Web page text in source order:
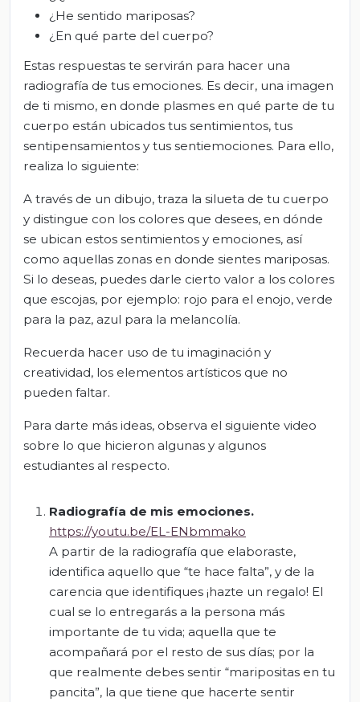
¿He sentido mariposas?
¿En qué parte del cuerpo?
Estas respuestas te servirán para hacer una
radiografía de tus emociones. Es decir, una imagen
de ti mismo, en donde plasmes en qué parte de tu
cuerpo están ubicados tus sentimientos, tus
sentipensamientos y tus sentiemociones. Para ello,
realiza lo siguiente:
A través de un dibujo, traza la silueta de tu cuerpo
y distingue con los colores que desees, en dónde
se ubican estos sentimientos y emociones, así
como aquellas zonas en donde sientes mariposas.
Si lo deseas, puedes darle cierto valor a los colores
que escojas, por ejemplo: rojo para el enojo, verde
para la paz, azul para la melancolía.
Recuerda hacer uso de tu imaginación y
creatividad, los elementos artísticos que no
pueden faltar.
Para darte más ideas, observa el siguiente video
sobre lo que hicieron algunas y algunos
estudiantes al respecto.
Radiografía de mis emociones.
https://youtu.be/EL-ENbmmako
A partir de la radiografía que elaboraste,
identifica aquello que “te hace falta”, y de la
carencia que identifiques ¡hazte un regalo! El
cual se lo entregarás a la persona más
importante de tu vida; aquella que te
acompañará por el resto de sus días; por la
que realmente debes sentir “maripositas en tu
pancita”, la que tiene que hacerte sentir